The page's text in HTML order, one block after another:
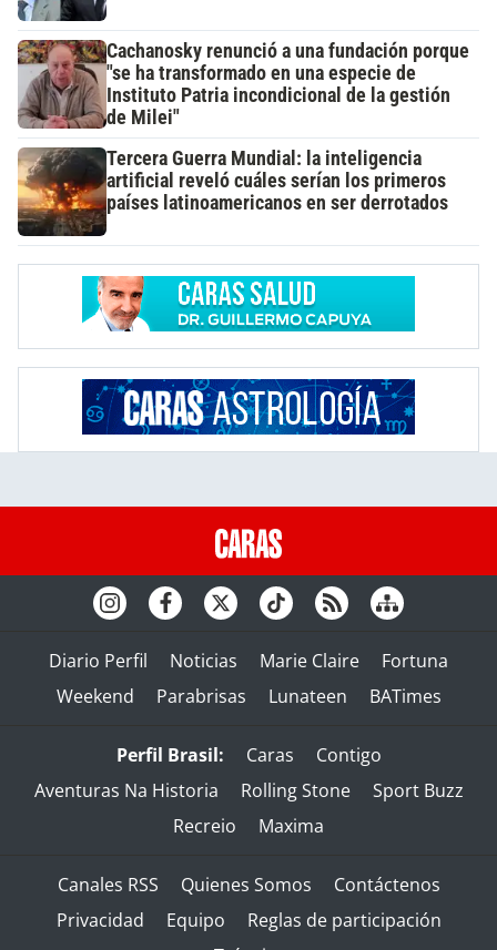
Cachanosky renunció a una fundación porque
"se ha transformado en una especie de
Instituto Patria incondicional de la gestión
de Milei"
Tercera Guerra Mundial: la inteligencia
artificial reveló cuáles serían los primeros
países latinoamericanos en ser derrotados
Diario Perfil Noticias Marie Claire
Fortuna
Weekend
Parabrisas Lunateen BATimes
Perfil Brasil: Caras
Contigo
Aventuras Na Historia
Rolling Stone
Sport Buzz
Recreio
Maxima
Canales RSS Quienes Somos
Contáctenos
Privacidad
Equipo
Reglas de participación